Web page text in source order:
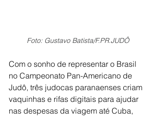
Foto: Gustavo Batista/F.PR.JUDÔ
Com o sonho de representar o Brasil
no Campeonato Pan-Americano de
Judô, três judocas paranaenses criam
vaquinhas e rifas digitais para ajudar
nas despesas da viagem até Cuba,